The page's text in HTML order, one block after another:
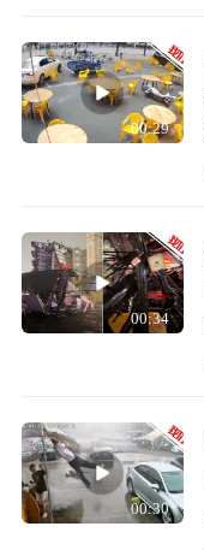
00:29
00:34
00:30